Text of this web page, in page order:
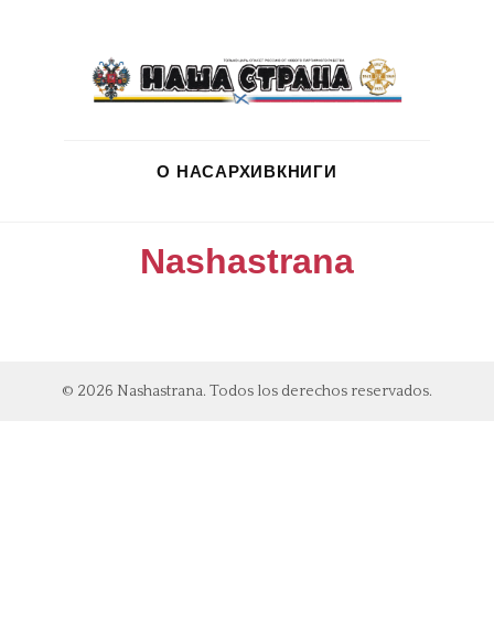
О НАСАРХИВКНИГИ
Nashastrana
© 2026 Nashastrana. Todos los derechos reservados.